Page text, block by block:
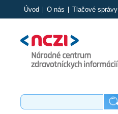
Úvod O nás Tlačové správy